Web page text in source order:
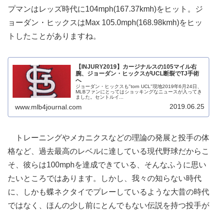
プマンはレッズ時代に104mph(167.37kmh)をヒット。ジ
ョーダン・ヒックスはMax 105.0mph(168.98kmh)をヒッ
トしたことがありますね。
【INJURY2019】カージナルスの105マイル右
腕、ジョーダン・ヒックスがUCL断裂でTJ手術
へ
ジョーダン・ヒックスも"torn UCL"現地2019年6月24日、
MLBファンにとってはショッキングなニュースが入ってき
ました。セントルイ...
www.mlb4journal.com 2019.06.25
トレーニングやメカニクスなどの理論の発展と投手の体
格など、過去最高のレベルに達している現代野球だからこ
そ、彼らは100mphを達成できている、そんなふうに思い
たいところではあります。しかし、我々の知らない時代
に、しかも蝶ネクタイでプレーしているような大昔の時代
ではなく、ほんの少し前にとんでもない伝説を持つ投手が